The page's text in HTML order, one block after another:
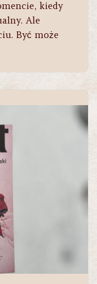
kiedy
Ale
Być może